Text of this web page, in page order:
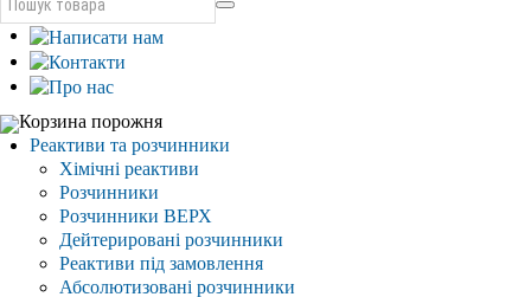
Корзина порожня
Реактиви та розчинники
Хімічні реактиви
Розчинники
Розчинники ВЕРХ
Дейтерировані розчинники
Реактиви під замовлення
Абсолютизовані розчинники